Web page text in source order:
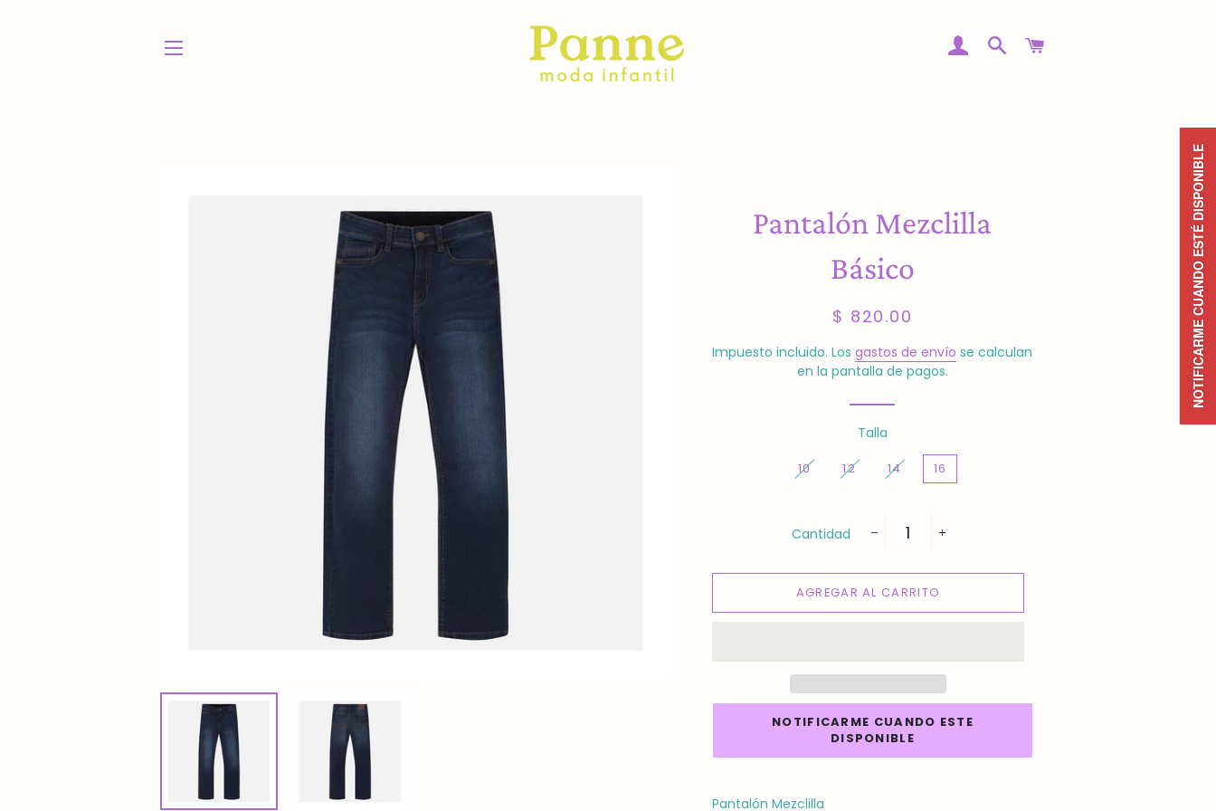
INGRESARBUSCAR
Pantalón Mezclilla
Básico
Precio
Precio
venta
$ 820.00
Impuesto incluido. Losgastos de envío se calculan
en la pantalla de pagos.
Talla
10 12 14 16
Cantidad
AGREGAR AL CARRITO
NOTIFICARME CUANDO ESTE
DISPONIBLE
Pantalón Mezclilla
NOTIFICARME CUANDO ESTÉ DISPONIBLE